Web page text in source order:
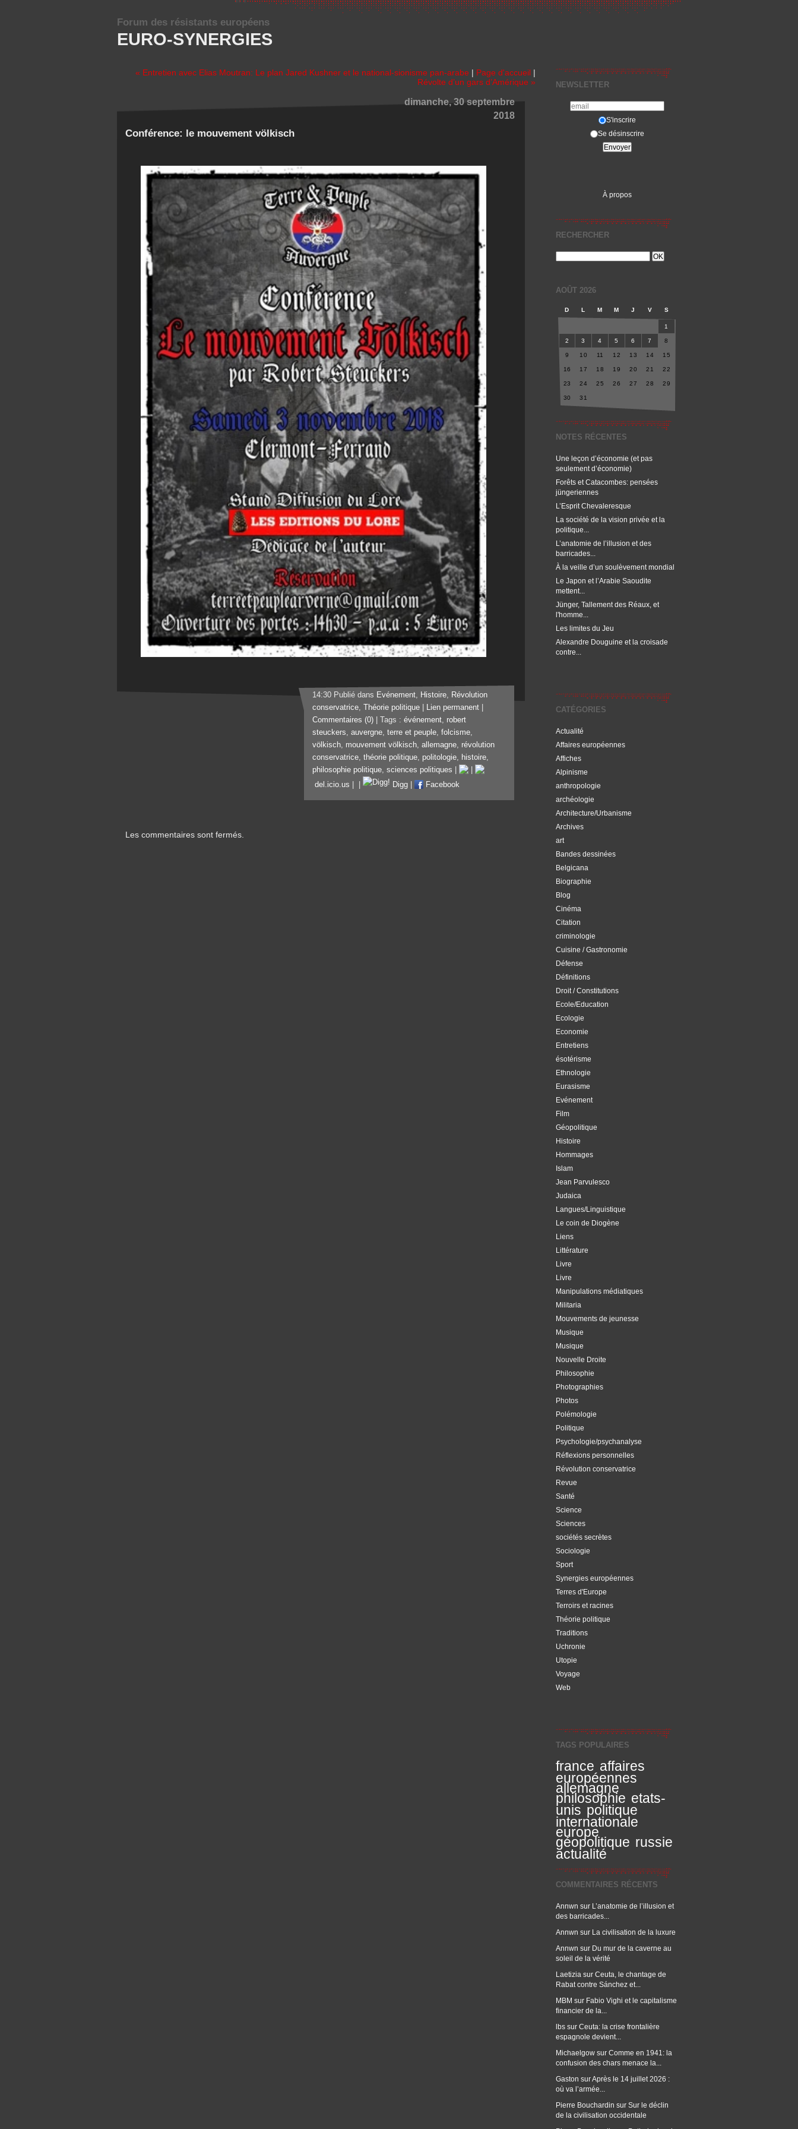
EURO-SYNERGIES
Forum des résistants européens
NEWSLETTER
S'inscrire
Se désinscrire
À propos
RECHERCHER
AOÛT 2026
D L M M J V S
1
2 3 4 5 6 7 8
9 10 11 12 13 14 15
16 17 18 19 20 21 22
23 24 25 26 27 28 29
30 31
NOTES RÉCENTES
Une leçon d’économie (et pas
seulement d’économie)
Forêts et Catacombes: pensées
jüngeriennes
L’Esprit Chevaleresque
La société de la vision privée et la
politique...
L’anatomie de l’illusion et des
barricades...
À la veille d’un soulèvement mondial
Le Japon et l’Arabie Saoudite
mettent...
Jünger, Tallement des Réaux, et
l'homme...
Les limites du Jeu
Alexandre Douguine et la croisade
contre...
CATÉGORIES
Actualité
Affaires européennes
Affiches
Alpinisme
anthropologie
archéologie
Architecture/Urbanisme
Archives
art
Bandes dessinées
Belgicana
Biographie
Blog
Cinéma
Citation
criminologie
Cuisine / Gastronomie
Défense
Définitions
Droit / Constitutions
Ecole/Education
Ecologie
Economie
Entretiens
ésotérisme
Ethnologie
Eurasisme
Evénement
Film
Géopolitique
Histoire
Hommages
Islam
Jean Parvulesco
Judaica
Langues/Linguistique
Le coin de Diogène
Liens
Littérature
Livre
Livre
Manipulations médiatiques
Militaria
Mouvements de jeunesse
Musique
Musique
Nouvelle Droite
Philosophie
Photographies
Photos
Polémologie
Politique
Psychologie/psychanalyse
Réflexions personnelles
Révolution conservatrice
Revue
Santé
Science
Sciences
sociétés secrètes
Sociologie
Sport
Synergies européennes
Terres d'Europe
Terroirs et racines
Théorie politique
Traditions
Uchronie
Utopie
Voyage
Web
TAGS POPULAIRES
france affaires
européennes
allemagne
philosophie etats-
unis politique
internationale
europe
géopolitique russie
actualité
COMMENTAIRES RÉCENTS
Annwn sur L’anatomie de l’illusion et
des barricades...
Annwn sur La civilisation de la luxure
Annwn sur Du mur de la caverne au
soleil de la vérité
Laetizia sur Ceuta, le chantage de
Rabat contre Sánchez et...
MBM sur Fabio Vighi et le capitalisme
financier de la...
lbs sur Ceuta: la crise frontalière
espagnole devient...
Michaelgow sur Comme en 1941: la
confusion des chars menace la...
Gaston surAprès le 14 juillet 2026 :
où va l’armée...
Pierre Bouchardin sur Sur le déclin
de la civilisation occidentale
« Entretien avec Elias Moutran: Le plan Jared Kushner et le national-sionisme pan-arabe | Page d'accueil |
Révolte d’un gars d’Amérique »
dimanche, 30 septembre
2018
Conférence: le mouvement völkisch
14:30 Publié dans Evénement Histoire
Révolution
conservatrice Théorie politique Lien permanent
Commentaires (0) | Tags : événement
robert
steuckers
auvergne terre et peuple folcisme
völkisch
mouvement völkisch allemagne
révolution
conservatrice théorie politique politologie histoire
philosophie politique sciences politiques
del.icio.us
Digg Facebook
Les commentaires sont fermés.